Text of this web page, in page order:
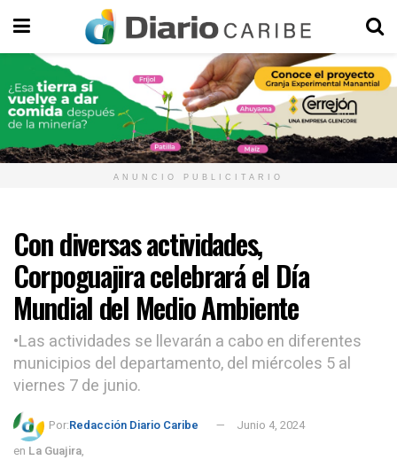
ANUNCIO PUBLICITARIO
Con diversas actividades,
Corpoguajira celebrará el Día
Mundial del Medio Ambiente
•Las actividades se llevarán a cabo en diferentes
municipios del departamento, del miércoles 5 al
viernes 7 de junio.
Por:Redacción Diario Caribe
Junio 4, 2024
en La Guajira,